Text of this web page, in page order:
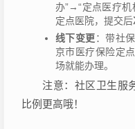
办”→“定点医疗机
定点医院，提交后
线下变更：带社
京市医疗保险定
场就能办理。
注意：社区卫生服
比例更高哦！